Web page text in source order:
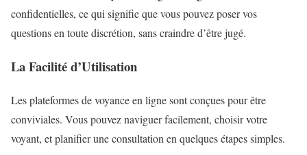
confidentielles, ce qui signifie que vous pouvez poser vos
questions en toute discrétion, sans craindre d’être jugé.
La Facilité d’Utilisation
Les plateformes de voyance en ligne sont conçues pour être
conviviales. Vous pouvez naviguer facilement, choisir votre
voyant, et planifier une consultation en quelques étapes simples.